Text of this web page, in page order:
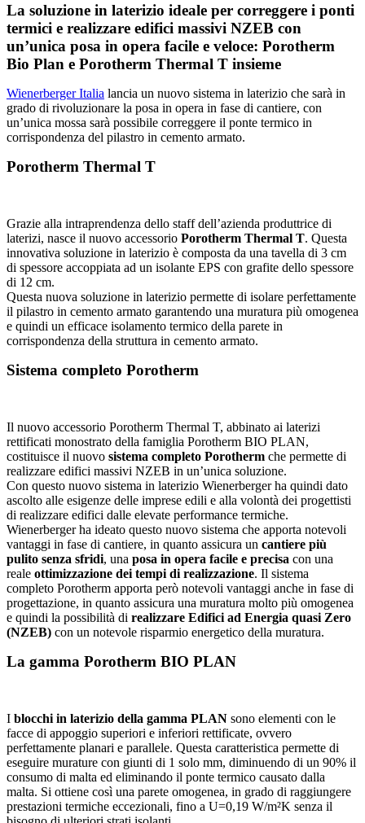
La soluzione in laterizio ideale per correggere i ponti
termici e realizzare edifici massivi NZEB con
un’unica posa in opera facile e veloce: Porotherm
Bio Plan e Porotherm Thermal T insieme
Wienerberger Italia lancia un nuovo sistema in laterizio che sarà in
grado di rivoluzionare la posa in opera in fase di cantiere, con
un’unica mossa sarà possibile correggere il ponte termico in
corrispondenza del pilastro in cemento armato.
Porotherm Thermal T
Grazie alla intraprendenza dello staff dell’azienda produttrice di
laterizi, nasce il nuovo accessorio Porotherm Thermal T. Questa
innovativa soluzione in laterizio è composta da una tavella di 3 cm
di spessore accoppiata ad un isolante EPS con grafite dello spessore
di 12 cm.
Questa nuova soluzione in laterizio permette di isolare perfettamente
il pilastro in cemento armato garantendo una muratura più omogenea
e quindi un efficace isolamento termico della parete in
corrispondenza della struttura in cemento armato.
Sistema completo Porotherm
Il nuovo accessorio Porotherm Thermal T, abbinato ai laterizi
rettificati monostrato della famiglia Porotherm BIO PLAN,
costituisce il nuovo sistema completo Porotherm che permette di
realizzare edifici massivi NZEB in un’unica soluzione.
Con questo nuovo sistema in laterizio Wienerberger ha quindi dato
ascolto alle esigenze delle imprese edili e alla volontà dei progettisti
di realizzare edifici dalle elevate performance termiche.
Wienerberger ha ideato questo nuovo sistema che apporta notevoli
vantaggi in fase di cantiere, in quanto assicura un cantiere più
pulito senza sfridi, una posa in opera facile e precisa con una
reale ottimizzazione dei tempi di realizzazione. Il sistema
completo Porotherm apporta però notevoli vantaggi anche in fase di
progettazione, in quanto assicura una muratura molto più omogenea
e quindi la possibilità di realizzare Edifici ad Energia quasi Zero
(NZEB) con un notevole risparmio energetico della muratura.
La gamma Porotherm BIO PLAN
I blocchi in laterizio della gamma PLAN sono elementi con le
facce di appoggio superiori e inferiori rettificate, ovvero
perfettamente planari e parallele. Questa caratteristica permette di
eseguire murature con giunti di 1 solo mm, diminuendo di un 90% il
consumo di malta ed eliminando il ponte termico causato dalla
malta. Si ottiene così una parete omogenea, in grado di raggiungere
prestazioni termiche eccezionali, fino a U=0,19 W/m²K senza il